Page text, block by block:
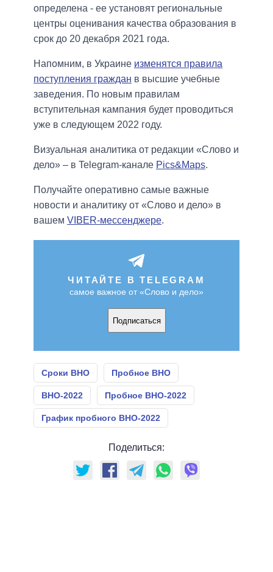
определена - ее установят региональные
центры оценивания качества образования в
срок до 20 декабря 2021 года.
Напомним, в Украине изменятся правила
поступления граждан в высшие учебные
заведения. По новым правилам
вступительная кампания будет проводиться
уже в следующем 2022 году.
Визуальная аналитика от редакции «Слово и
дело» – в Telegram-канале Pics&Maps.
Получайте оперативно самые важные
новости и аналитику от «Слово и дело» в
вашем VIBER-мессенджере.
ЧИТАЙТЕ В TELEGRAM
самое важное от «Слово и дело»
Подписаться
Сроки ВНО Пробное ВНО
ВНО-2022 Пробное ВНО-2022
График пробного ВНО-2022
Поделиться: